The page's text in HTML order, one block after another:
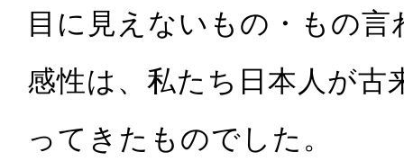
目に見えないもの・もの
感性は、私たち日本人が古
ってきたものでした。